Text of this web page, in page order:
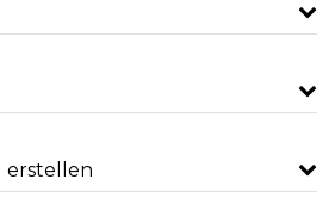
erstellen